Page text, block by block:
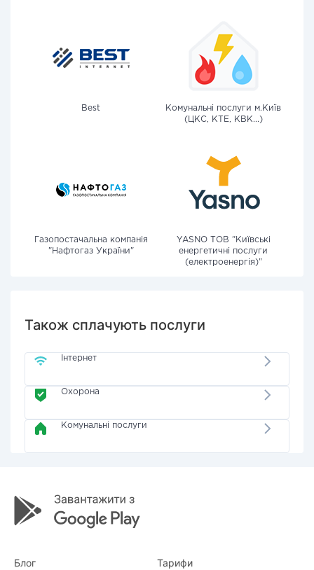
Best
Комунальні послуги м.Київ
(ЦКС, КТЕ, КВК...)
Газопостачальна компанія
"Нафтогаз України"
YASNO ТОВ "Київські
енергетичні послуги
(електроенергія)"
Також сплачують послуги
Інтернет
Охорона
Комунальні послуги
Блог Тарифи